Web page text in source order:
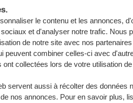
le contenu et les annonces,
et d'analyser notre trafic. Nous
de notre site avec nos
peuvent combiner celles-ci avec
collectées lors de votre utilisation
servent aussi à récolter des données
nos annonces. Pour en savoir plus,